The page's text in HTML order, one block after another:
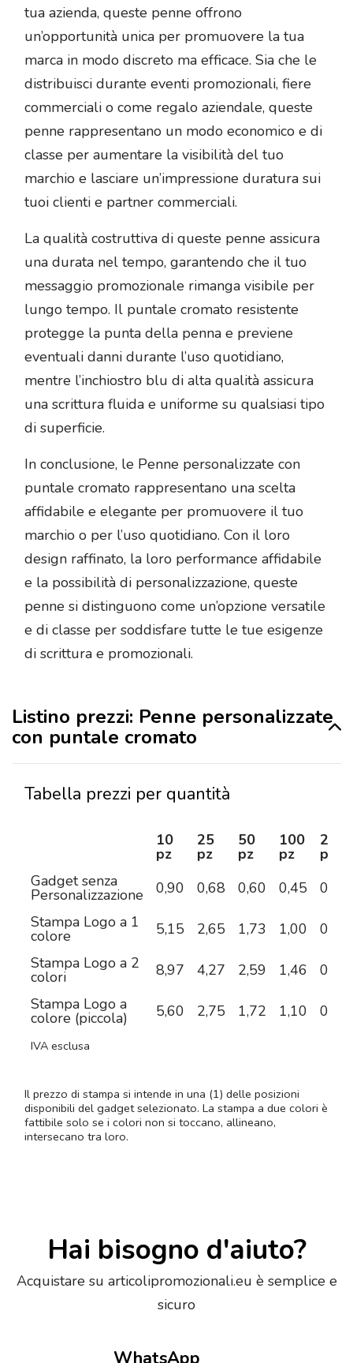
tua azienda, queste penne offrono
un’opportunità unica per promuovere la tua
marca in modo discreto ma efficace. Sia che le
distribuisci durante eventi promozionali, fiere
commerciali o come regalo aziendale, queste
penne rappresentano un modo economico e di
classe per aumentare la visibilità del tuo
marchio e lasciare un’impressione duratura sui
tuoi clienti e partner commerciali.
La qualità costruttiva di queste penne assicura
una durata nel tempo, garantendo che il tuo
messaggio promozionale rimanga visibile per
lungo tempo. Il puntale cromato resistente
protegge la punta della penna e previene
eventuali danni durante l’uso quotidiano,
mentre l’inchiostro blu di alta qualità assicura
una scrittura fluida e uniforme su qualsiasi tipo
di superficie.
In conclusione, le Penne personalizzate con
puntale cromato rappresentano una scelta
affidabile e elegante per promuovere il tuo
marchio o per l’uso quotidiano. Con il loro
design raffinato, la loro performance affidabile
e la possibilità di personalizzazione, queste
penne si distinguono come un’opzione versatile
e di classe per soddisfare tutte le tue esigenze
di scrittura e promozionali.
Listino prezzi: Penne personalizzate
con puntale cromato
Tabella prezzi per quantità
10
pz
25
pz
50
pz
100
pz
250
pz
Gadget senza
Personalizzazione 0,90 0,68 0,60 0,45
0,38
Stampa Logo a 1
colore 5,15 2,65 1,73 1,00
0,63
Stampa Logo a 2
colori 8,97 4,27 2,59 1,46
0,86
Stampa Logo a
colore (piccola) 5,60 2,75 1,72 1,10 0,75
IVA esclusa
Il prezzo di stampa si intende in una (1) delle posizioni
disponibili del gadget selezionato. La stampa a due colori è
fattibile solo se i colori non si toccano, allineano,
intersecano tra loro.
Hai bisogno d'aiuto?
Acquistare su articolipromozionali.eu è semplice e
sicuro